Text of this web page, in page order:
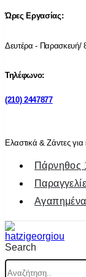
Ώρες Εργασίας:
Δευτέρα - Παρασκευή/
Τηλέφωνο:
(210) 2447877
Ελαστικά & Ζάντες
Πάρνηθος
Αγαπημένα
Search